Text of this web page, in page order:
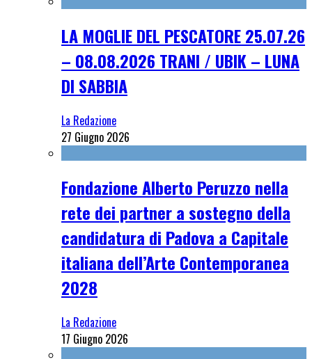
LA MOGLIE DEL PESCATORE 25.07.26
– 08.08.2026 TRANI / UBIK – LUNA
DI SABBIA
La Redazione
27 Giugno 2026
Fondazione Alberto Peruzzo nella
rete dei partner a sostegno della
candidatura di Padova a Capitale
italiana dell’Arte Contemporanea
2028
La Redazione
17 Giugno 2026